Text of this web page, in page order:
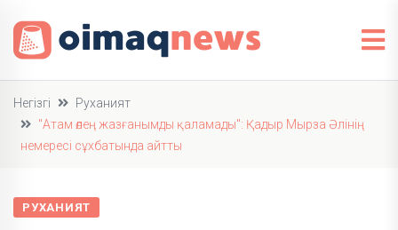
Негізгі
Руханият
"Атам өлең жазғанымды қаламады": Қадыр Мырза Әлінің
немересі сұхбатында айтты
РУХАНИЯТ